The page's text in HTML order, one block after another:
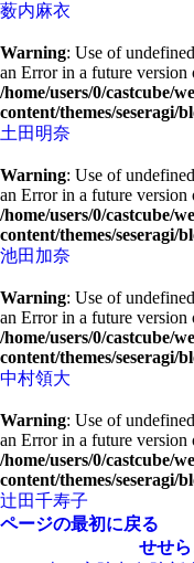
薮内麻衣
Warning: Use of
an Error in a future version
/home/users/0/castcube/
content/themes/seseragi/
土田明奈
Warning: Use of
an Error in a future version
/home/users/0/castcube/
content/themes/seseragi/
池田加奈
Warning: Use of
an Error in a future version
/home/users/0/castcube/
content/themes/seseragi/
中村領大
Warning: Use of
an Error in a future version
/home/users/0/castcube/
content/themes/seseragi/
辻田千寿子
ページの最初に戻る
せせ